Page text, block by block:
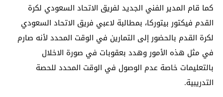
كما قام المدير الفني الجديد لفريق الاتحاد السعودي لكرة
القدم فيكتور بيتوركا، بمطالبة لاعبي فريق الاتحاد السعودي
لكرة القدم بالحضور إلى التمارين في الوقت المحدد لأنه صارم
في مثل هذه الأمور وهدد بعقوبات في صورة الاخلال
بالتعليمات خاصة عدم الوصول في الوقت المحدد للحصة
التدريبية.